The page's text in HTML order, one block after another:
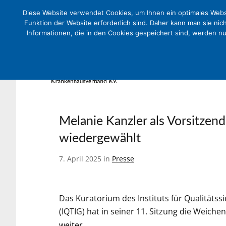
Melanie Kanzler als
wiedergewählt
7. April 2025 in Presse
Das Kuratorium des Instituts für
(IQTIG) hat in seiner 11. Sitzung die
Diese Website verwendet Cookies, um Ihnen ein optimales
Funktion der Website erforderlich sind. Daher kann man sie
Informationen, die in den Cookies gespeichert sind, werden